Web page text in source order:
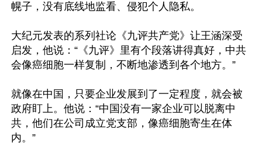
幌子，没有底线地监看、侵犯个人隐私。
大纪元发表的系列社论《九评共产党》让王涵深受
启发，他说：“《九评》里有个段落讲得真好，中共
会像癌细胞一样复制，不断地渗透到各个地方。”
就像在中国，只要企业发展到了一定程度，就会被
政府盯上。他说：“中国没有一家企业可以脱离中
共，他们在公司成立党支部，像癌细胞寄生在体
内。”